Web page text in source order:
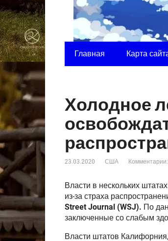
Главная Карта
Холодное
23.03.2020 США
Власти в нескольких
из-за страха
Street Journal (WSJ). По
заключенные со слабым
Власти штатов